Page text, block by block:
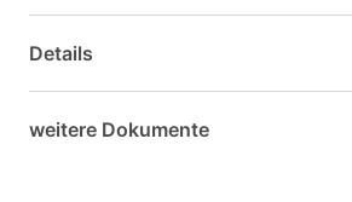
Details
weitere Dokumente